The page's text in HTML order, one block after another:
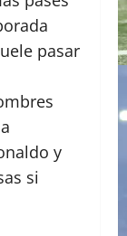
pasar
y
si